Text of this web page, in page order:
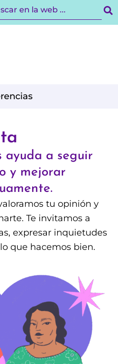
ayuda a seguir
y mejorar
tu opinión y
Te invitamos a
expresar inquietudes
que hacemos bien.